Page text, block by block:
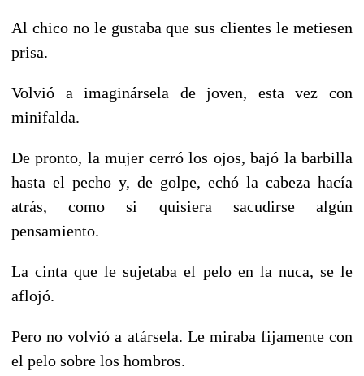
Al chico no le gustaba que sus clientes le metiesen
prisa.
Volvió a imaginársela de joven, esta vez con
minifalda.
De pronto, la mujer cerró los ojos, bajó la barbilla
hasta el pecho y, de golpe, echó la cabeza hacía
atrás, como si quisiera sacudirse algún
pensamiento.
La cinta que le sujetaba el pelo en la nuca, se le
aflojó.
Pero no volvió a atársela. Le miraba fijamente con
el pelo sobre los hombros.